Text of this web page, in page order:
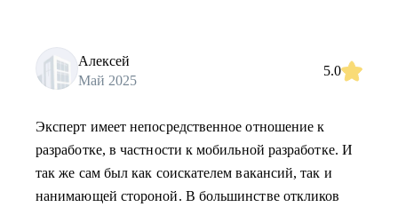
Алексей
Май 2025
5.0
Эксперт имеет непосредственное отношение к
разработке, в частности к мобильной разработке. И
так же сам был как соискателем вакансий, так и
нанимающей стороной. В большинстве откликов